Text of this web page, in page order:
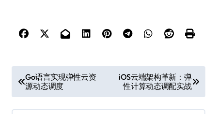
章
导
Go语言实现弹性云资
源动态调度
iOS云端架构革新：弹
性计算动态调配实战